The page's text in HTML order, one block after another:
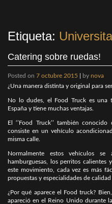
Etiqueta:
Catering sobre ruedas!
Posted on 7 octubre 2015 by nova
¿Una manera distinta y original para
No lo dudes, el Food Truck es una
España y tiene muchas ventajas.
El ‘’Food Truck’’ también
consiste en un vehículo
misma calle.
Normalmente estos vehículos
hamburguesas, los perritos
este movimiento, cada vez es más
propuestas y especialidades de
¿Por qué aparece el Food truck?
apareció en el Reino Unido durante